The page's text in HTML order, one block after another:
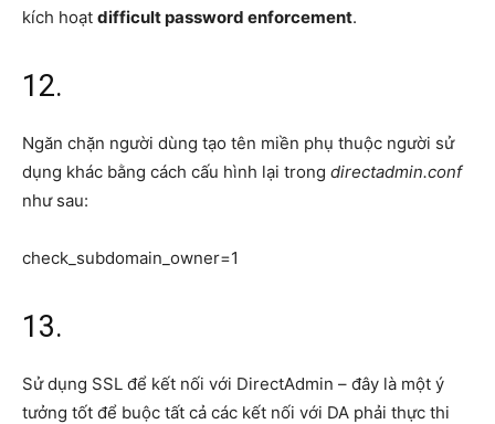
kích hoạt difficult password enforcement.
12.
Ngăn chặn người dùng tạo tên miền phụ thuộc người sử
dụng khác bằng cách cấu hình lại trong directadmin.conf
như sau:
check_subdomain_owner=1
13.
Sử dụng SSL để kết nối với DirectAdmin – đây là một ý
tưởng tốt để buộc tất cả các kết nối với DA phải thực thi